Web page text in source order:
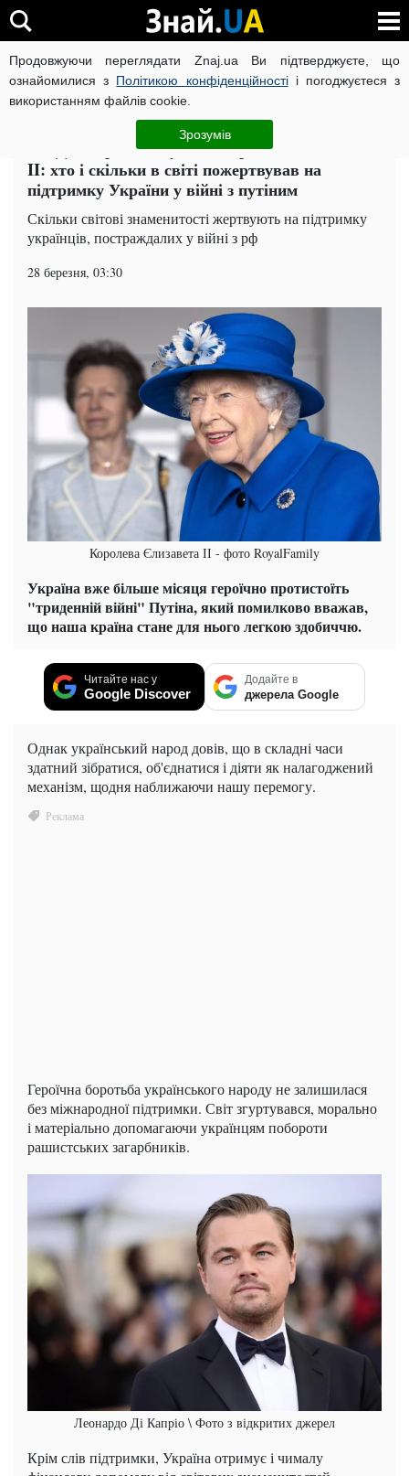
Продовжуючи переглядати Znaj.ua Ви підтверджуєте, що
ознайомилися з Політикою конфіденційностіі погоджуєтеся з
використанням файлів cookie.
Зрозумів
ВІЙНА РОСІЇ ПРОТИ УКРАЇНИ КОРОНАВІРУС В УКРАЇНІ
ЧИТАТЬ НА РУССКОМ
Від Ді Капріо до Роулінг і королеви Єлизавети
II: хто і скільки в світі пожертвував на
підтримку України у війні з путіним
Скільки світові знаменитості жертвують на підтримку
українців, постраждалих у війні з рф
28 березня, 03:30
Королева Єлизавета ІІ - фото RoyalFamily
Україна вже більше місяця героїчно протистоїть
"триденній війні" Путіна, який помилково вважав,
що наша країна стане для нього легкою здобиччю.
Читайте нас у
Google Discover
Додайте в
джерела Google
Однак український народ довів, що в складні часи
здатний зібратися, об'єднатися і діяти як налагоджений
механізм, щодня наближаючи нашу перемогу.
Героїчна боротьба українського народу не залишилася
без міжнародної підтримки. Світ згуртувався, морально
і матеріально допомагаючи українцям побороти
рашистських загарбників.
Леонардо Ді Капріо \ Фото з відкритих джерел
Крім слів підтримки, Україна отримує і чималу